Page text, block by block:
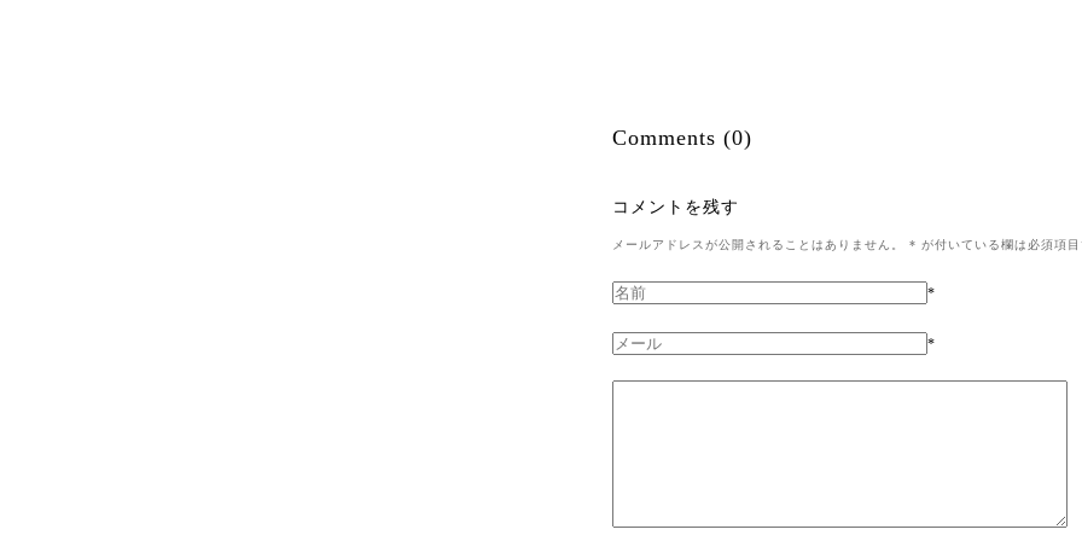
Comments (0)
コメントを残す
メールアドレスが公開されることはありません。 * が付いている欄は必須項
*
*